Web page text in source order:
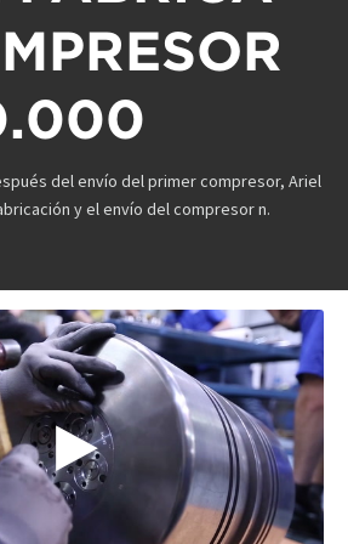
del envío del primer compresor, Ariel
y el envío del compresor n.